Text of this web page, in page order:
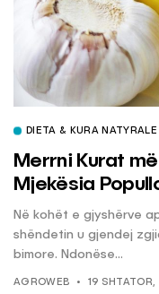
DIETA & KURA NATYRALE
Merrni Kurat
Mjekësia
Në kohët e gjyshërve
shëndetin u gjendej
bimore. Ndonëse...
AGROWEB 19 SHTATOR,